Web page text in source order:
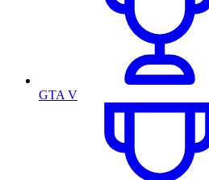
GTA V